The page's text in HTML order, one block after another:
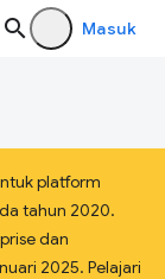
Masuk
platform
tahun 2020.
dan
2025. Pelajari